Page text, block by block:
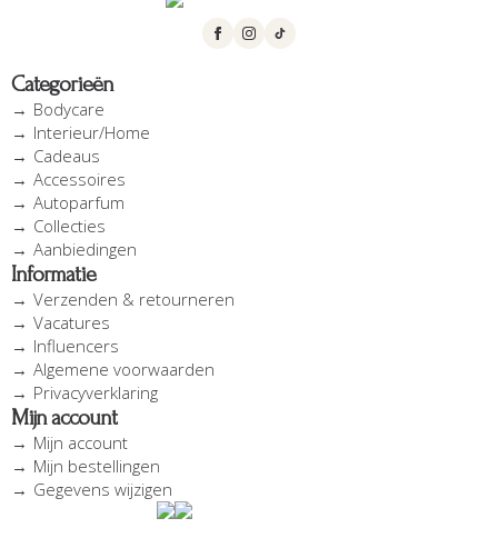
Categorieën
Bodycare
Interieur/Home
Cadeaus
Accessoires
Autoparfum
Collecties
Aanbiedingen
Informatie
Verzenden & retourneren
Vacatures
Influencers
Algemene voorwaarden
Privacyverklaring
Mijn account
Mijn account
Mijn bestellingen
Gegevens wijzigen